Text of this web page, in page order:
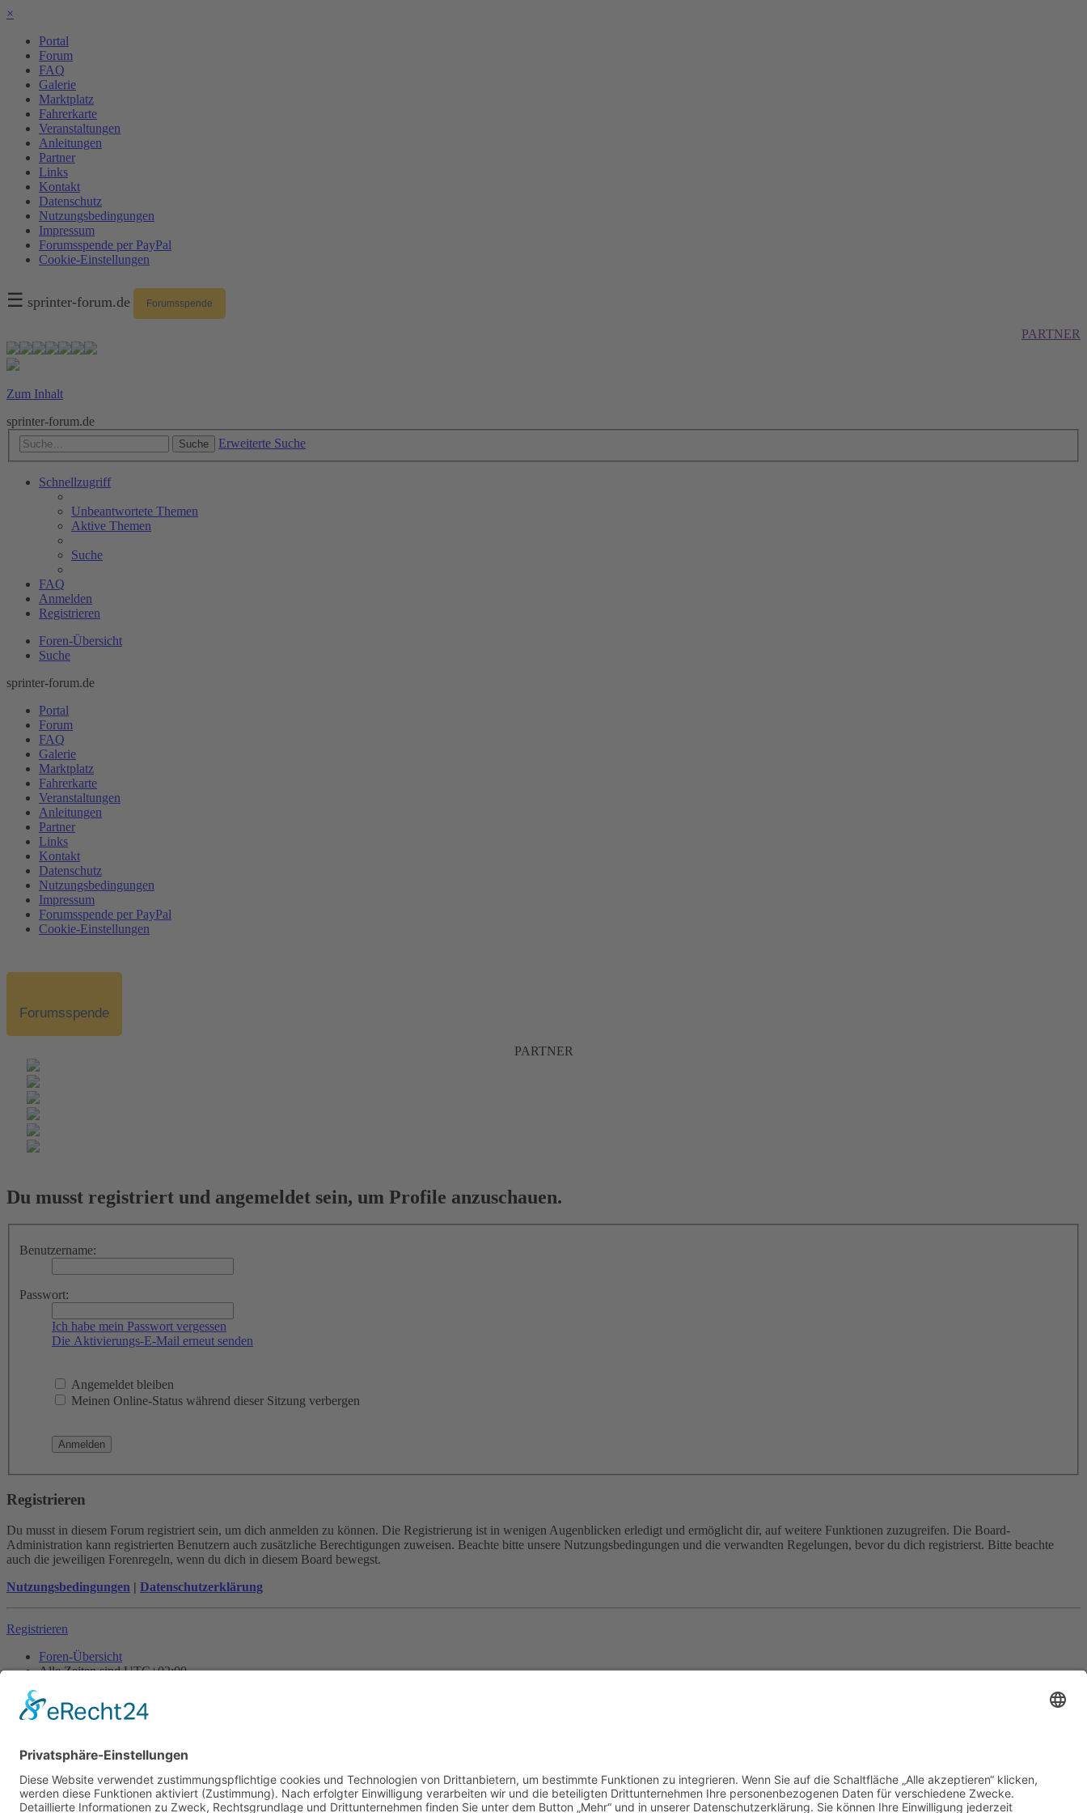
×
Portal
Forum
FAQ
Galerie
Marktplatz
Fahrerkarte
Veranstaltungen
Anleitungen
Partner
Links
Kontakt
Datenschutz
Nutzungsbedingungen
Impressum
Forumsspende per PayPal
Cookie-Einstellungen
☰ sprinter-forum.de Forumsspende
PARTNER
Zum Inhalt
sprinter-forum.de
Suche Erweiterte Suche
Schnellzugriff
Unbeantwortete Themen
Aktive Themen
Suche
FAQ
Anmelden
Registrieren
Foren-Übersicht
Suche
sprinter-forum.de
Portal
Forum
FAQ
Galerie
Marktplatz
Fahrerkarte
Veranstaltungen
Anleitungen
Partner
Links
Kontakt
Datenschutz
Nutzungsbedingungen
Impressum
Forumsspende per PayPal
Cookie-Einstellungen
Forumsspende
PARTNER
Du musst registriert und angemeldet sein, um Profile anzuschauen.
Benutzername:
Passwort:
Ich habe mein Passwort vergessen
Die Aktivierungs-E-Mail erneut senden
Angemeldet bleiben
Meinen Online-Status während dieser Sitzung verbergen
Registrieren
Du musst in diesem Forum registriert sein, um dich anmelden zu können. Die Registrierung ist in wenigen Augenblicken erledigt und ermöglicht dir, auf weitere Funktionen zuzugreifen. Die Board-
Administration kann registrierten Benutzern auch zusätzliche Berechtigungen zuweisen. Beachte bitte unsere Nutzungsbedingungen und die verwandten Regelungen, bevor du dich registrierst. Bitte beachte
auch die jeweiligen Forenregeln, wenn du dich in diesem Board bewegst.
Nutzungsbedingungen | Datenschutzerklärung
Registrieren
Foren-Übersicht
Alle Zeiten sindUTC+02:00
Powered byphpBB® Forum Software © phpBB Limited
Datenschutz |Nutzungsbedingungen